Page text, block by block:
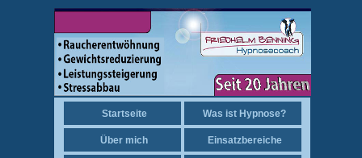
Startseite Was ist Hypnose?
Über mich Einsatzbereiche